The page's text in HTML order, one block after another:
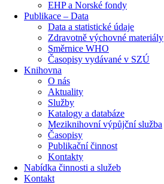
EHP a Norské fondy
Publikace – Data
Data a statistické údaje
Zdravotně výchovné materiály
Směrnice WHO
Časopisy vydávané v SZÚ
Knihovna
O nás
Aktuality
Služby
Katalogy a databáze
Meziknihovní výpůjční služba
Časopisy
Publikační činnost
Kontakty
Nabídka činnosti a služeb
Kontakt